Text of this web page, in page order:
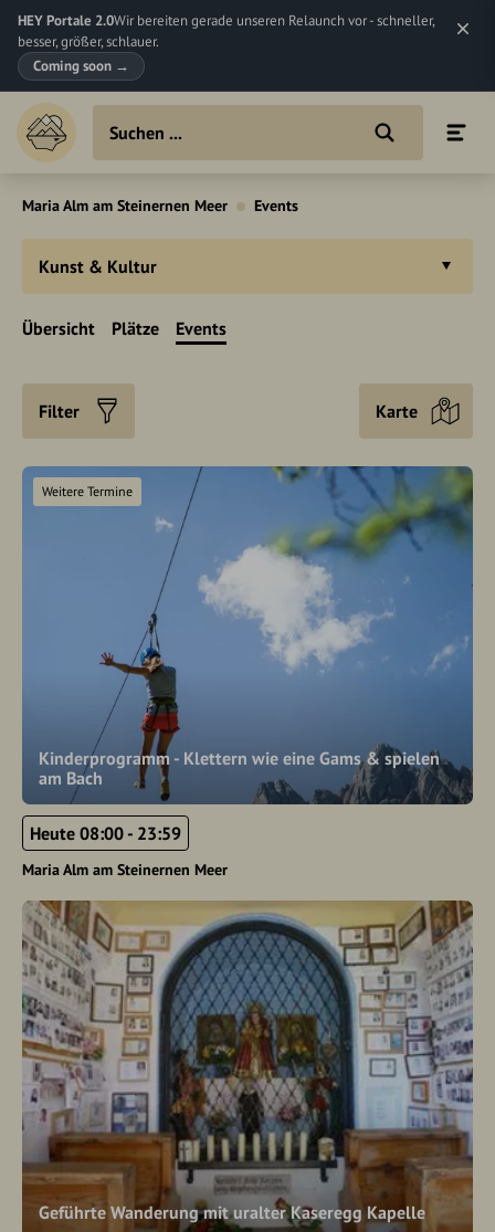
HEY Portale 2.0Wir bereiten gerade unseren Relaunch vor - schneller,
besser, größer, schlauer.
Coming soon →
Maria Alm am Steinernen Meer Events
Kunst & Kultur
Übersicht Plätze Events
Filter Karte
Kinderprogramm - Klettern wie eine Gams & spielen
am Bach
Weitere Termine
Heute 08:00 - 23:59
Maria Alm am Steinernen Meer
Geführte Wanderung mit uralter Kaseregg Kapelle